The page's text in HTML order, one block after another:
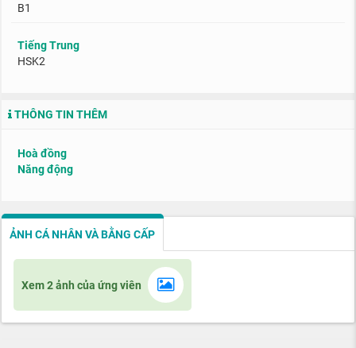
B1
Tiếng Trung
HSK2
THÔNG TIN THÊM
Hoà đồng
Năng động
ẢNH CÁ NHÂN VÀ BẰNG CẤP
Xem 2 ảnh của ứng viên